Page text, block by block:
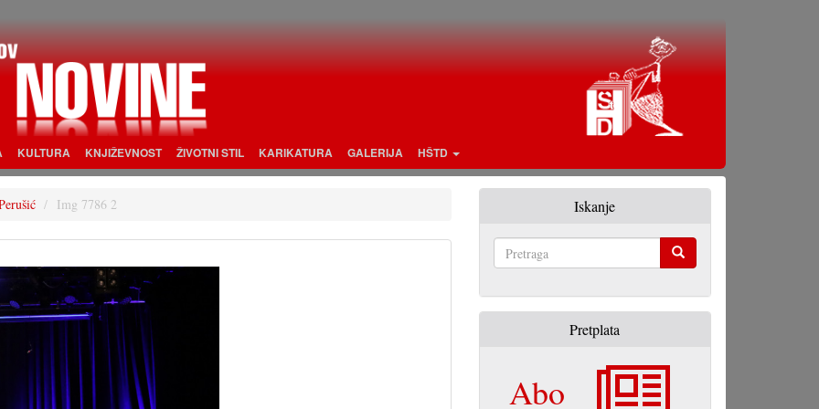
KULTURA KNJIŽEVNOST ŽIVOTNI STIL KARIKATURA GALERIJA HŠTD
Img 7786 2 Iskanje
Pretplata
Abo